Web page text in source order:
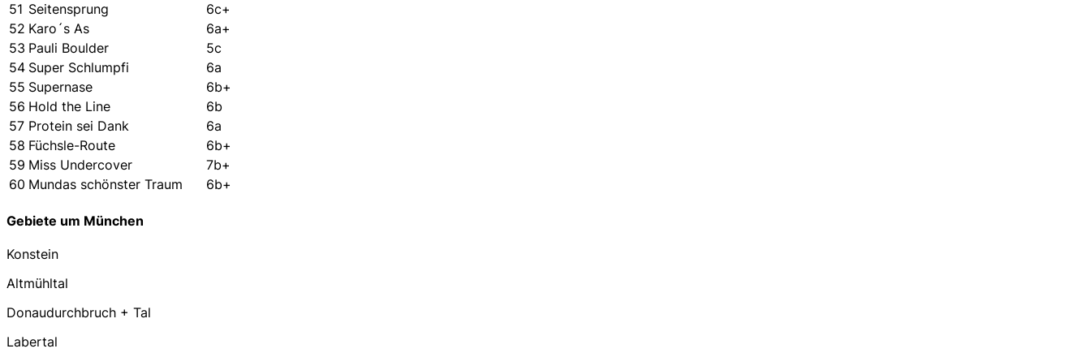
51 Seitensprung
6c+
52 Karo´s As
6a+
53 Pauli Boulder
5c
54 Super Schlumpfi
6a
55 Supernase
6b+
56 Hold the Line
6b
57 Protein sei Dank
6a
58 Füchsle-Route
6b+
59 Miss Undercover
7b+
60 Mundas schönster Traum 6b+
Gebiete um München
Konstein
Altmühltal
Donaudurchbruch + Tal
Labertal